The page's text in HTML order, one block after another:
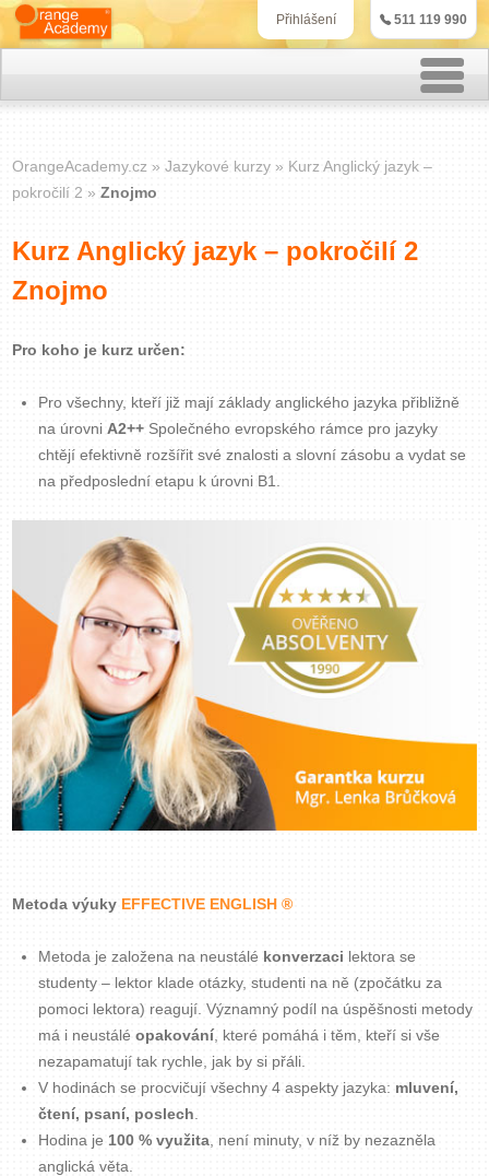
Přihlášení 511 119 990
Kurzy personalistiky
Jazykové kurzy
Kontakt
OrangeAcademy.cz Jazykové kurzy
Kurz Anglický jazyk –
pokročilí 2
Znojmo
Kurz Anglický jazyk – pokročilí 2
Znojmo
Pro koho je kurz určen:
Pro všechny, kteří již mají základy anglického jazyka přibližně
na úrovni A2++ Společného evropského rámce pro jazyky
chtějí efektivně rozšířit své znalosti a slovní zásobu a vydat se
na předposlední etapu k úrovni B1.
Metoda výuky EFFECTIVE ENGLISH ®
Metoda je založena na neustálé konverzaci lektora se
studenty – lektor klade otázky, studenti na ně (zpočátku za
pomoci lektora) reagují. Významný podíl na úspěšnosti metody
má i neustáléopakování , které pomáhá i těm, kteří si vše
nezapamatují tak rychle, jak by si přáli.
V hodinách se procvičují všechny 4 aspekty jazyka: mluvení,
čtení, psaní, poslech
Hodina je 100 % využita , není minuty, v níž by nezazněla
anglická věta.